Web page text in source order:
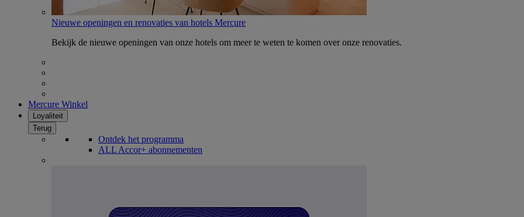
Nieuwe openingen en renovaties van hotels Mercure
Bekijk de nieuwe openingen van onze hotels om meer te weten te komen over onze renovaties.
Mercure Winkel
Loyaliteit
Terug
Ontdek het programma
ALL Accor+ abonnementen